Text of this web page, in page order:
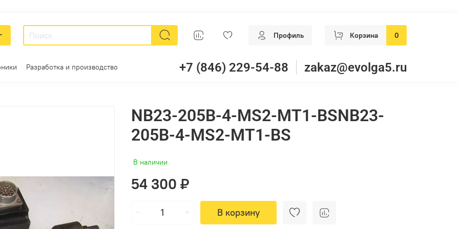
Профиль Корзина 0
Разработка и производство +7 (846) 229-54-88 zakaz@evolga5.ru
NB23-205B-4-MS2-MT1-BSNB23-
205B-4-MS2-MT1-BS
В наличии
54 300 ₽
В корзину